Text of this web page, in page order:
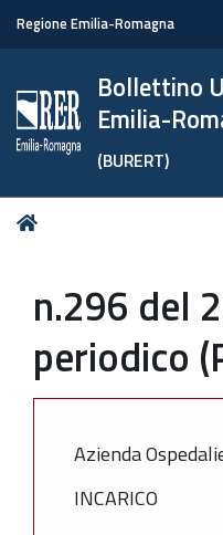
Regione Emilia-Romagna
Bollettino
Emilia-
(BURERT)
Tu
n.296 del
periodico
Azienda
INCARICO